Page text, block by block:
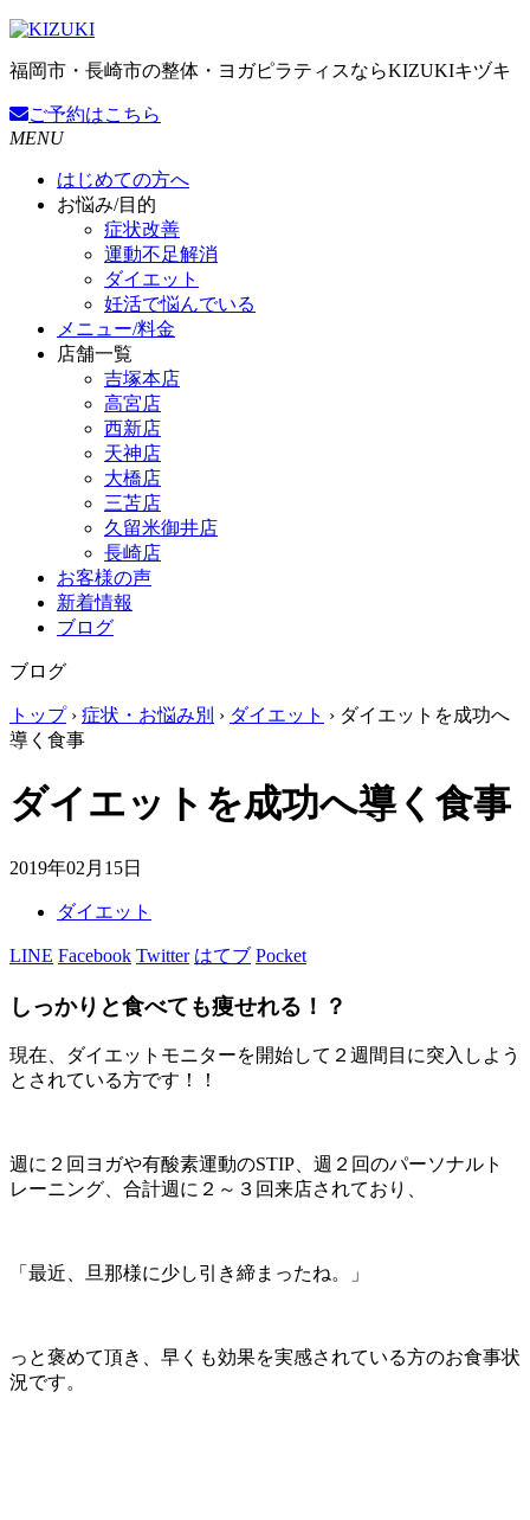
福岡市・長崎市の整体・ヨガピラティスならKIZUKIキヅキ
ご予約はこちら
MENU
はじめての方へ
お悩み/目的
症状改善
運動不足解消
ダイエット
妊活で悩んでいる
メニュー/料金
店舗一覧
吉塚本店
高宮店
西新店
天神店
大橋店
三苫店
久留米御井店
長崎店
お客様の声
新着情報
ブログ
ブログ
トップ› 症状・お悩み別 › ダイエット › ダイエットを成功へ
導く食事
ダイエットを成功へ導く食事
2019年02月15日
ダイエット
LINE Facebook Twitter はてブ Pocket
しっかりと食べても痩せれる！？
現在、ダイエットモニターを開始して２週間目に突入しよう
とされている方です！！
週に２回ヨガや有酸素運動のSTIP、週２回のパーソナルト
レーニング、合計週に２～３回来店されており、
「最近、旦那様に少し引き締まったね。」
っと褒めて頂き、早くも効果を実感されている方のお食事状
況です。